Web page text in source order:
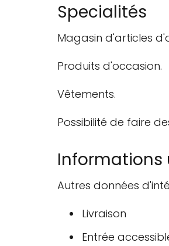
Specialités
Magasin d'articles
Produits d'occasion.
Vêtements.
Possibilité de faire
Informations
Autres données
Livraison
Entrée